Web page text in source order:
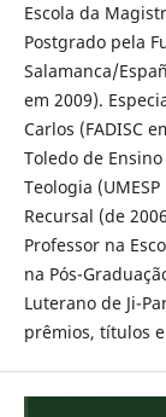
Escola da
Postgrado pela
Salamanca/
em 2009).
Carlos (FADISC
Toledo de
Teologia
Recursal (de
Professor na
na Pós-
Luterano de Ji-
prêmios, títulos